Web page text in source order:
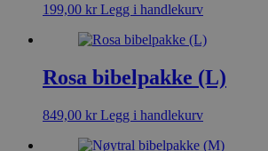
199,00 kr Legg i handlekurv
Rosa bibelpakke (L)
849,00 kr Legg i handlekurv